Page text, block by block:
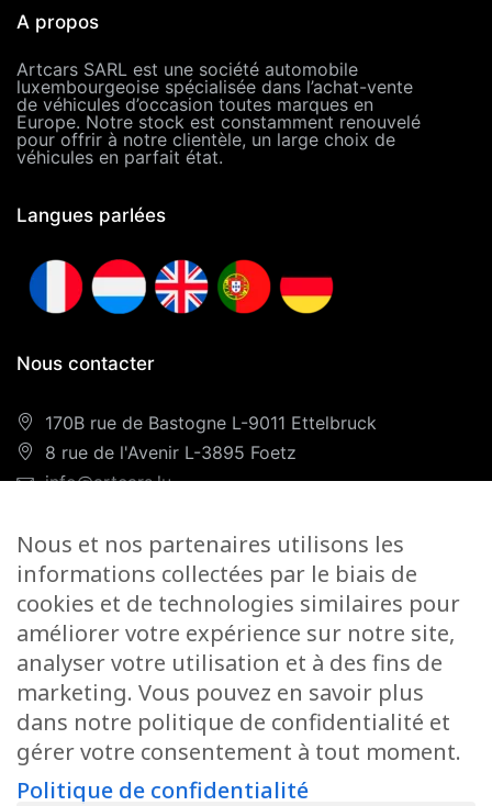
A propos
Artcars SARL est une société automobile
luxembourgeoise spécialisée dans l’achat-vente
de véhicules d’occasion toutes marques en
Europe. Notre stock est constamment renouvelé
pour offrir à notre clientèle, un large choix de
véhicules en parfait état.
Langues parlées
Nous contacter
170B rue de Bastogne L-9011 Ettelbruck
8 rue de l'Avenir L-3895 Foetz
info@artcars.lu
GSM : +352 661 701 701
Nos horaires
Lundi-Vendredi :9H00/12H00 & 13H00/18H00
Samedi :
Foetz : 9H00/12H00
Ettelbruck :9H00/12H00
Fermé le dimanche
Nous et nos partenaires utilisons les
informations collectées par le biais de
cookies et de technologies similaires pour
améliorer votre expérience sur notre site,
analyser votre utilisation et à des fins de
marketing. Vous pouvez en savoir plus
dans notre politique de confidentialité et
gérer votre consentement à tout moment.
Politique de confidentialité